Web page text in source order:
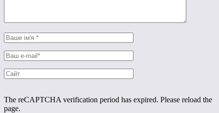
The reCAPTCHA verification period has expired. Please reload the
page.